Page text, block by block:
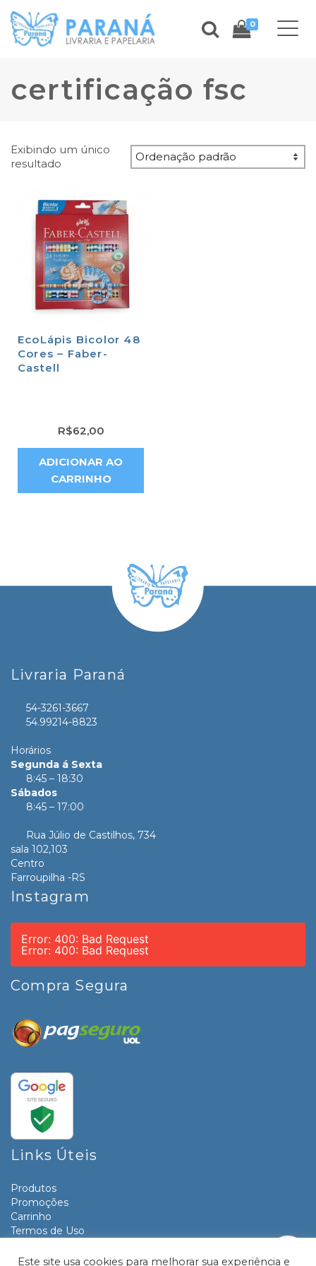
0
certificação fsc
Exibindo um único
resultado
EcoLápis Bicolor 48
Cores – Faber-
Castell
R$62,00
ADICIONAR AO
CARRINHO
Livraria Paraná
54-3261-3667
54.99214-8823
Horários
Segunda á Sexta
8:45 – 18:30
Sábados
8:45 – 17:00
Rua Júlio de Castilhos, 734
sala 102,103
Centro
Farroupilha -RS
Instagram
Error: 400: Bad Request
Error: 400: Bad Request
Compra Segura
Links Úteis
Produtos
Promoções
Carrinho
Termos de Uso
Contato
Este site usa cookies para melhorar sua experiência e